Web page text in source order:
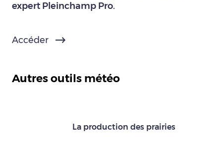
expert Pleinchamp Pro.
Accéder
Autres outils météo
La production des prairies